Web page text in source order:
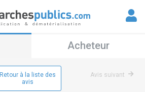
Acheteur
Retour à la liste des
avis
Avis suivant